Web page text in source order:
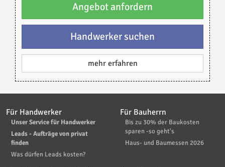
Angebot anfordern
Handwerker suchen
mehr erfahren
Für Handwerker
Unser Service für Handwerker
Leads - Aufträge von privat
finden
Was dürfen Leads kosten?
Für Bauherrn
Bis zu 30% der Baukosten
sparen -so geht's
Haus- und Baumessen 2026